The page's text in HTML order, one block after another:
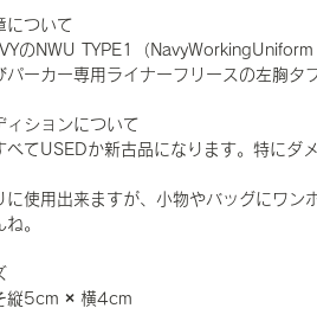
について
のNWU TYPE1（
パーカー専用ライナーフリースの左胸タ
ィションについて
べてUSEDか新古品になります。特にダ
に使用出来ますが、小物やバッグにワン
。
縦5cm × 横4cm